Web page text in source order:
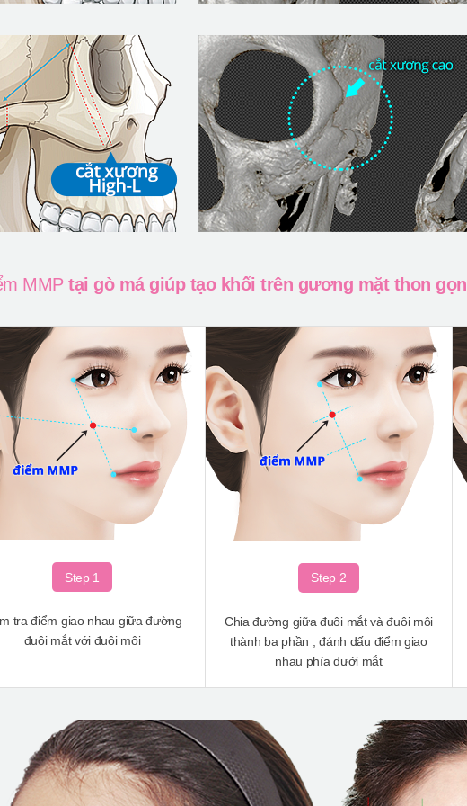
MMP tại gò má giúp tạo khối trên gương mặt thon gọn
Step 1
tra điểm giao nhau giữa đường
đuôi mắt với đuôi môi
Step 2
Chia đường giữa đuôi mắt và đuôi môi
thành ba phần , đánh dấu điểm giao
nhau phía dưới mắt